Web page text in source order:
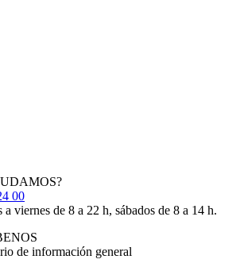
00
a viernes de 8 a 22 h, sábados de 8 a 14 h.
de información general